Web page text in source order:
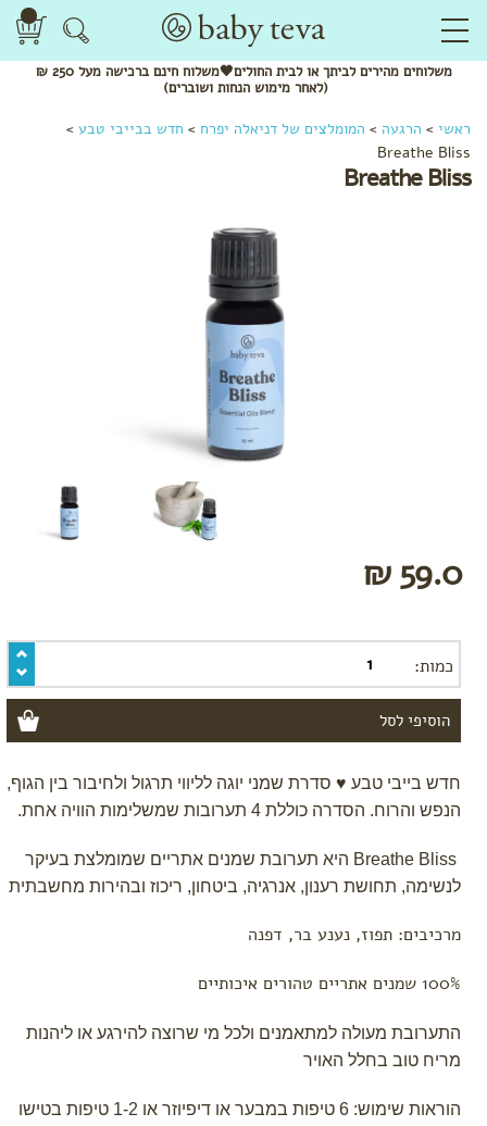
משלוחיםמהיריםלביתך או לבית החולים🖤משלוחחינם
ברכישה מעל 250 ₪
(לאחר מימוש הנחות ושוברים)
ראשי > הרגעה > המומלצים של דניאלה יפרח > חדש בבייבי טבע >
Breathe Bliss
Breathe Bliss
59.0 ₪
כמות:
חדש בייבי טבע ♥סדרת שמני יוגה לליווי תרגול ולחיבור בין הגוף,
הנפש והרוח. הסדרה כוללת 4 תערובות שמשלימות הוויה אחת.
היא תערובת שמנים אתריים שמומלצת בעיקר
לנשימה, תחושת רענון, אנרגיה, ביטחון, ריכוז ובהירות מחשבתית
מרכיבים: תפוז, נענע בר, דפנה
100% שמנים אתריים טהורים איכותיים
התערובת מעולה למתאמנים ולכל מי שרוצה להירגע או ליהנות
מריח טוב בחלל האויר
הוראות שימוש: 6 טיפות במבער או דיפיוזר או 1-2 טיפות בטישו